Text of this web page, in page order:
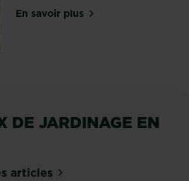
En savoir plussur Comment se
DE JARDINAGE EN
articles